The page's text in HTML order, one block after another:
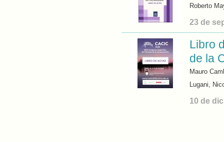
Roberto
23 de
Libro
de la
Mauro
Lugani,
10 de